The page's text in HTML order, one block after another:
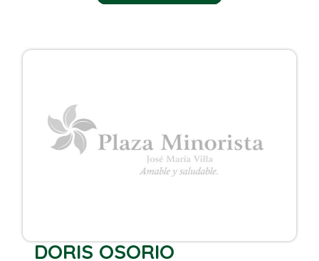
DORIS OSORIO